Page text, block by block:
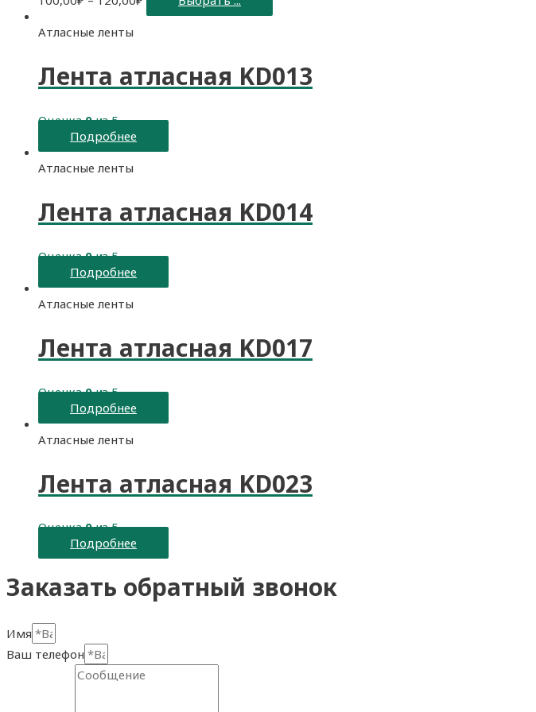
Атласные ленты
Лента атласная KD013
Оценка0из 5
Подробнее
Атласные ленты
Лента атласная KD014
Оценка0из 5
Подробнее
Атласные ленты
Лента атласная KD017
Оценка0из 5
Подробнее
Атласные ленты
Лента атласная KD023
Оценка0из 5
Подробнее
Заказать обратный звонок
Имя
Ваш телефон